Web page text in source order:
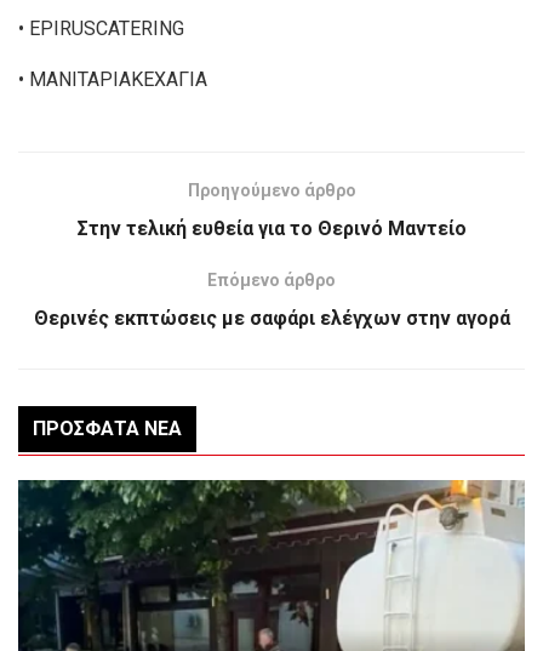
• EPIRUSCATERING
• ΜΑΝΙΤΑΡΙΑΚΕΧΑΓΙΑ
Προηγούμενο άρθρο
Στην τελική ευθεία για το Θερινό Μαντείο
Επόμενο άρθρο
Θερινές εκπτώσεις με σαφάρι ελέγχων στην αγορά
ΠΡΌΣΦΑΤΑ ΝΈΑ